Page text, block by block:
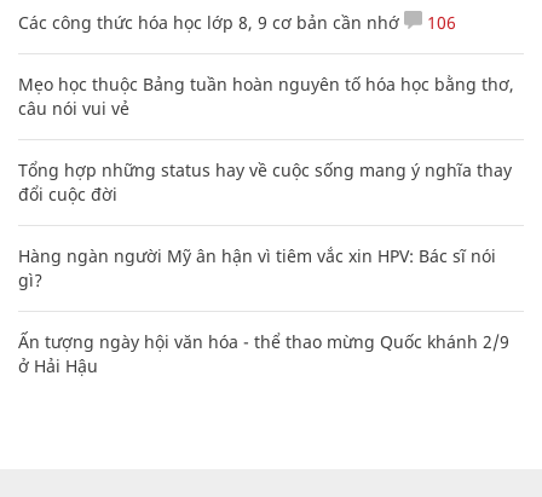
Các công thức hóa học lớp 8, 9 cơ bản cần nhớ 106
Mẹo học thuộc Bảng tuần hoàn nguyên tố hóa học bằng thơ,
câu nói vui vẻ
Tổng hợp những status hay về cuộc sống mang ý nghĩa thay
đổi cuộc đời
Hàng ngàn người Mỹ ân hận vì tiêm vắc xin HPV: Bác sĩ nói
gì?
Ấn tượng ngày hội văn hóa - thể thao mừng Quốc khánh 2/9
ở Hải Hậu